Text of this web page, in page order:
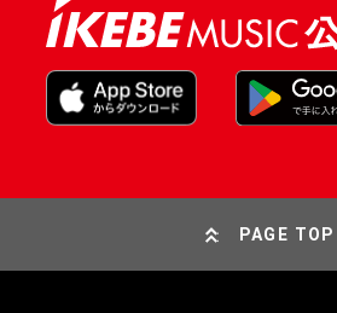
PAGE TOP